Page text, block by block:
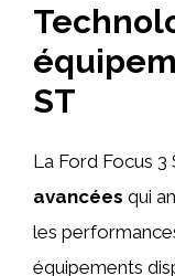
ST
La Ford Focus
avancées qui
les
équipements